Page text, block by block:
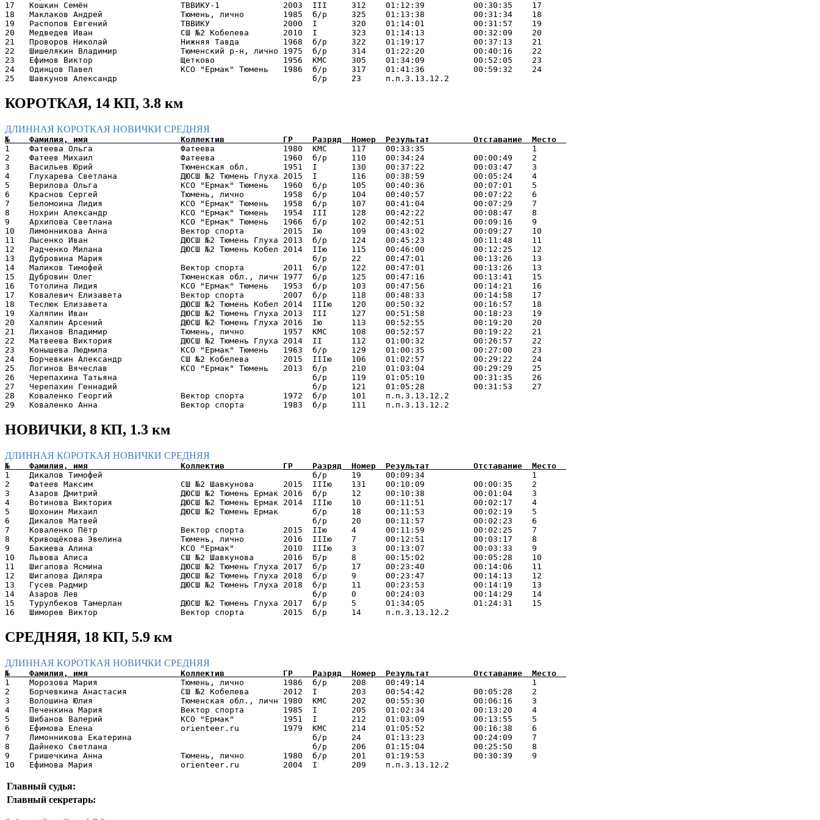
17   Кошкин Семён                   ТВВИКУ-1             2003  III     312    01:12:39          00:30:35    17
18   Маклаков Андрей                Тюмень, лично        1985  б/р     325    01:13:38          00:31:34    18
19   Распопов Евгений               ТВВИКУ               2000  I       320    01:14:01          00:31:57    19
20   Медведев Иван                  СШ №2 Кобелева       2010  I       323    01:14:13          00:32:09    20
21   Проворов Николай               Нижняя Тавда         1968  б/р     322    01:19:17          00:37:13    21
22   Шишелякин Владимир             Тюменский р-н, лично 1975  б/р     314    01:22:20          00:40:16    22
23   Ефимов Виктор                  Щетково              1956  КМС     305    01:34:09          00:52:05    23
24   Одинцов Павел                  КСО "Ермак" Тюмень   1986  б/р     317    01:41:36          00:59:32    24
КОРОТКАЯ, 14 КП, 3.8 км
ДЛИННАЯ КОРОТКАЯ НОВИЧКИ СРЕДНЯЯ
1    Фатеева Ольга                  Фатеева              1980  КМС     117    00:33:35                      1
2    Фатеев Михаил                  Фатеева              1960  б/р     110    00:34:24          00:00:49    2
3    Васильев Юрий                  Тюменская обл.       1951  I       130    00:37:22          00:03:47    3
4    Глухарева Светлана             ДЮСШ №2 Тюмень Глуха 2015  I       116    00:38:59          00:05:24    4
5    Верилова Ольга                 КСО "Ермак" Тюмень   1960  б/р     105    00:40:36          00:07:01    5
6    Краснов Сергей                 Тюмень, лично        1958  б/р     104    00:40:57          00:07:22    6
7    Беломоина Лидия                КСО "Ермак" Тюмень   1958  б/р     107    00:41:04          00:07:29    7
8    Нохрин Александр               КСО "Ермак" Тюмень   1954  III     128    00:42:22          00:08:47    8
9    Архипова Светлана              КСО "Ермак" Тюмень   1966  б/р     102    00:42:51          00:09:16    9
10   Лимонникова Анна               Вектор спорта        2015  Iю      109    00:43:02          00:09:27    10
11   Лысенко Иван                   ДЮСШ №2 Тюмень Глуха 2013  б/р     124    00:45:23          00:11:48    11
12   Радченко Милана                ДЮСШ №2 Тюмень Кобел 2014  IIю     115    00:46:00          00:12:25    12
13   Дубровина Мария                                           б/р     22     00:47:01          00:13:26    13
14   Маликов Тимофей                Вектор спорта        2011  б/р     122    00:47:01          00:13:26    13
15   Дубровин Олег                  Тюменская обл., личн 1977  б/р     125    00:47:16          00:13:41    15
16   Тотолина Лидия                 КСО "Ермак" Тюмень   1953  б/р     103    00:47:56          00:14:21    16
17   Ковалевич Елизавета            Вектор спорта        2007  б/р     118    00:48:33          00:14:58    17
18   Теслюк Елизавета               ДЮСШ №2 Тюмень Кобел 2014  IIIю    120    00:50:32          00:16:57    18
19   Халяпин Иван                   ДЮСШ №2 Тюмень Глуха 2013  III     127    00:51:58          00:18:23    19
20   Халяпин Арсений                ДЮСШ №2 Тюмень Глуха 2016  Iю      113    00:52:55          00:19:20    20
21   Лиханов Владимир               Тюмень, лично        1957  КМС     108    00:52:57          00:19:22    21
22   Матвеева Виктория              ДЮСШ №2 Тюмень Глуха 2014  II      112    01:00:32          00:26:57    22
23   Конышева Людмила               КСО "Ермак" Тюмень   1963  б/р     129    01:00:35          00:27:00    23
24   Борчевкин Александр            СШ №2 Кобелева       2015  IIIю    106    01:02:57          00:29:22    24
25   Логинов Вячеслав               КСО "Ермак" Тюмень   2013  б/р     210    01:03:04          00:29:29    25
26   Черепахина Татьяна                                        б/р     119    01:05:10          00:31:35    26
27   Черепахин Геннадий                                        б/р     121    01:05:28          00:31:53    27
28   Коваленко Георгий              Вектор спорта        1972  б/р     101    п.п.3.13.12.2
НОВИЧКИ, 8 КП, 1.3 км
ДЛИННАЯ КОРОТКАЯ НОВИЧКИ СРЕДНЯЯ
1    Дикалов Тимофей                                           б/р     19     00:09:34                      1
2    Фатеев Максим                  СШ №2 Шавкунова      2015  IIIю    131    00:10:09          00:00:35    2
3    Азаров Дмитрий                 ДЮСШ №2 Тюмень Ермак 2016  б/р     12     00:10:38          00:01:04    3
4    Вотинова Виктория              ДЮСШ №2 Тюмень Ермак 2014  IIIю    10     00:11:51          00:02:17    4
5    Шохонин Михаил                 ДЮСШ №2 Тюмень Ермак       б/р     18     00:11:53          00:02:19    5
6    Дикалов Матвей                                            б/р     20     00:11:57          00:02:23    6
7    Коваленко Пётр                 Вектор спорта        2015  IIю     4      00:11:59          00:02:25    7
8    Кривощёкова Эвелина            Тюмень, лично        2016  IIIю    7      00:12:51          00:03:17    8
9    Бакиева Алина                  КСО "Ермак"          2010  IIIю    3      00:13:07          00:03:33    9
10   Львова Алиса                   СШ №2 Шавкунова      2016  б/р     8      00:15:02          00:05:28    10
11   Шигапова Ясмина                ДЮСШ №2 Тюмень Глуха 2017  б/р     17     00:23:40          00:14:06    11
12   Шигапова Диляра                ДЮСШ №2 Тюмень Глуха 2018  б/р     9      00:23:47          00:14:13    12
13   Гусев Радмир                   ДЮСШ №2 Тюмень Глуха 2018  б/р     11     00:23:53          00:14:19    13
14   Азаров Лев                                                б/р     0      00:24:03          00:14:29    14
15   Турулбеков Тамерлан            ДЮСШ №2 Тюмень Глуха 2017  б/р     5      01:34:05          01:24:31    15
СРЕДНЯЯ, 18 КП, 5.9 км
ДЛИННАЯ КОРОТКАЯ НОВИЧКИ СРЕДНЯЯ
1    Морозова Мария                 Тюмень, лично        1986  б/р     208    00:49:14                      1
2    Борчевкина Анастасия           СШ №2 Кобелева       2012  I       203    00:54:42          00:05:28    2
3    Волошина Юлия                  Тюменская обл., личн 1980  КМС     202    00:55:30          00:06:16    3
4    Печенкина Мария                Вектор спорта        1985  I       205    01:02:34          00:13:20    4
5    Шибанов Валерий                КСО "Ермак"          1951  I       212    01:03:09          00:13:55    5
6    Ефимова Елена                  orienteer.ru         1979  КМС     214    01:05:52          00:16:38    6
7    Лимонникова Екатерина                                     б/р     24     01:13:23          00:24:09    7
8    Дайнеко Светлана                                          б/р     206    01:15:04          00:25:50    8
9    Гришечкина Анна                Тюмень, лично        1980  б/р     201    01:19:53          00:30:39    9
Главный судья:
Главный секретарь: